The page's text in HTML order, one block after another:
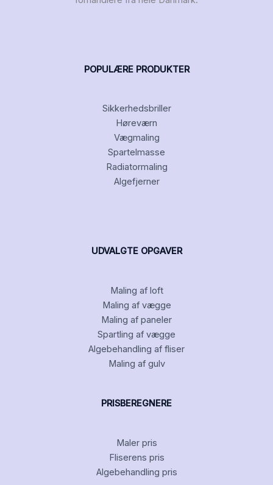
POPULÆRE PRODUKTER
Sikkerhedsbriller
Høreværn
Vægmaling
Spartelmasse
Radiatormaling
Algefjerner
UDVALGTE OPGAVER
Maling af loft
Maling af vægge
Maling af paneler
Spartling af vægge
Algebehandling af fliser
Maling af gulv
PRISBEREGNERE
Maler pris
Fliserens pris
Algebehandling pris